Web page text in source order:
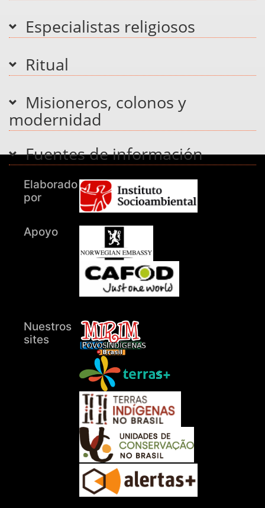
Especialistas religiosos
Ritual
Misioneros, colonos y
modernidad
Fuentes de información